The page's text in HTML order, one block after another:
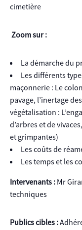
cimetière
Zoom sur :
La démarche du
Les différents
maçonnerie : Le
pavage, l’inertage
végétalisation :
d’arbres et de
et grimpantes)
Les coûts de
Les temps et les
Intervenants : Mr
techniques
Publics cibles :